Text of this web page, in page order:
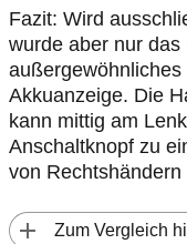
Zum Vergleich
Fazit: Wird
wurde aber nur
Akkuanzeige. Die
kann mittig am
Anschaltknopf zu
von